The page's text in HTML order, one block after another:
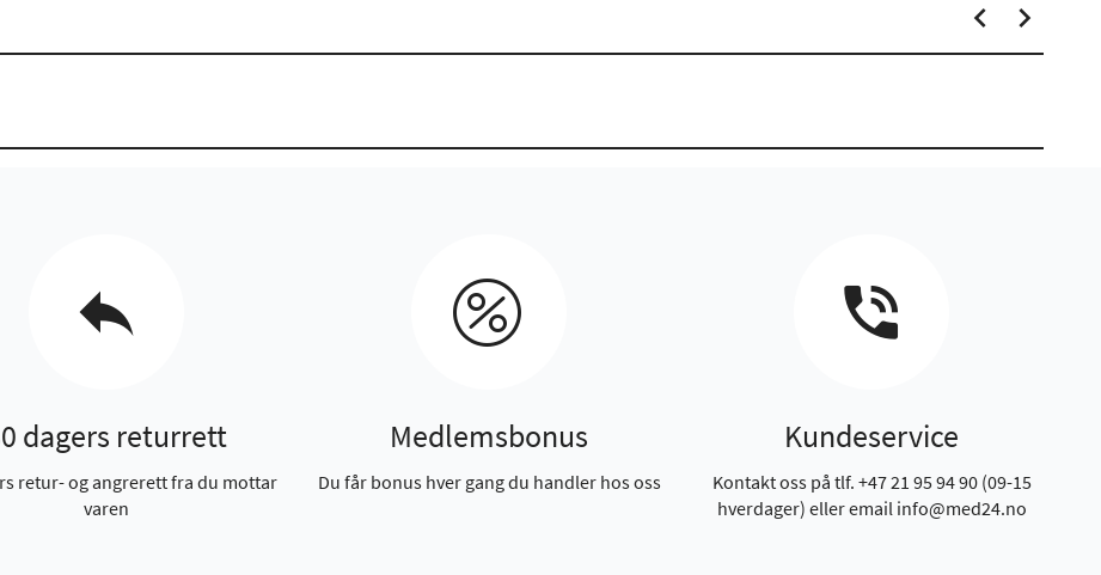
dagers returrett
retur- og angrerett fra du mottar
varen
Medlemsbonus
Du får bonus hver gang du handler hos oss
Kundeservice
Kontakt oss på tlf. +47 21 95 94 90 (09-15
hverdager) eller email info@med24.no